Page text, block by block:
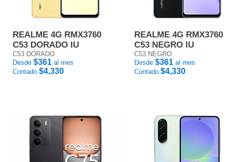
REALME 4G RMX3760
C53 DORADO IU
C53 DORADO
Desde $361 al mes
Contado $4,330
REALME 4G RMX3760
C53 NEGRO IU
C53 NEGRO
Desde $361 al mes
Contado $4,330